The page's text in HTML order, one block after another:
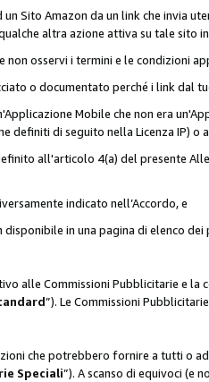
Sito Amazon da un link che invia
altra azione attiva su tale sito
osservi i termini e le condizioni
o documentato perché i link dal
Mobile che non era
definiti di seguito nella Licenza IP)
all'articolo 4(a) del presente
indicato nell’Accordo, e
in una pagina di elenco
alle Commissioni Pubblicitarie e la
”). Le Commissioni
che potrebbero fornire a tutti o
Speciali”). A scanso di equivoci (e